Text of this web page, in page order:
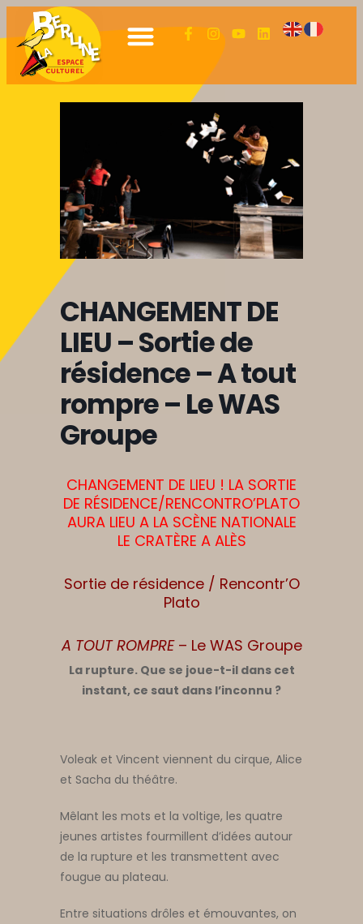
CHANGEMENT DE
LIEU – Sortie de
résidence – A tout
rompre – Le WAS
Groupe
CHANGEMENT DE LIEU ! LA SORTIE
DE RÉSIDENCE/RENCONTRO’PLATO
AURA LIEU A LA SCÈNE NATIONALE
LE CRATÈRE A ALÈS
Sortie de résidence / Rencontr’O
Plato
A TOUT ROMPRE– Le WAS Groupe
La rupture. Que se joue-t-il dans cet
instant, ce saut dans l’inconnu ?
Voleak et Vincent viennent du cirque, Alice
et Sacha du théâtre.
Mêlant les mots et la voltige, les quatre
jeunes artistes fourmillent d’idées autour
de la rupture et les transmettent avec
fougue au plateau.
Entre situations drôles et émouvantes, on